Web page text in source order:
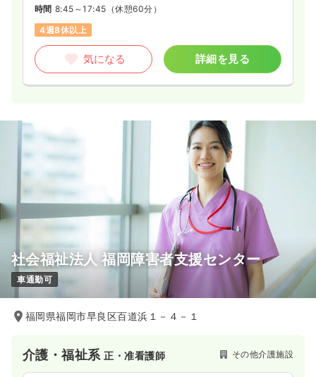
時間 8:45～17:45 （休憩60分）
4週8休以上
気になる 詳細を見る
社会福祉法人 福岡障害者支援センター
車通勤可
福岡県福岡市早良区百道浜１－４－１
介護・福祉系正・准看護師 その他介護施設